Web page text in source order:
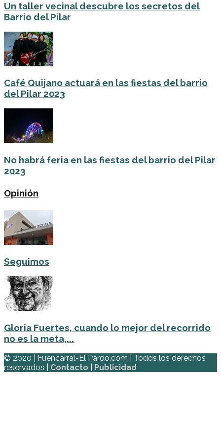
Un taller vecinal descubre los secretos del
Barrio del Pilar
Café Quijano actuará en las fiestas del barrio
del Pilar 2023
No habrá feria en las fiestas del barrio del Pilar
2023
Opinión
Seguimos
Gloria Fuertes, cuando lo mejor del recorrido
no es la meta,...
© 2020 | Fuencarral-El Pardo.com | Todos los derechos
reservados | Contacto Publicidad